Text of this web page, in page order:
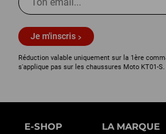
Je m'inscris
Réduction valable uniquement sur la 1ère
s'applique pas sur les chaussures Moto KT01-S.
E-SHOP LA MARQUE